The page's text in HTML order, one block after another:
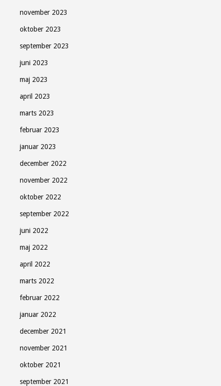
november 2023
oktober 2023
september 2023
juni 2023
maj 2023
april 2023
marts 2023
februar 2023
januar 2023
december 2022
november 2022
oktober 2022
september 2022
juni 2022
maj 2022
april 2022
marts 2022
februar 2022
januar 2022
december 2021
november 2021
oktober 2021
september 2021